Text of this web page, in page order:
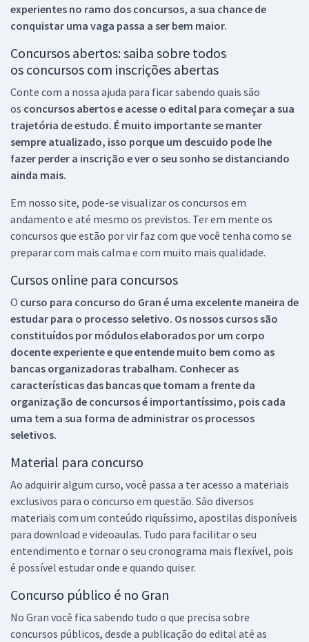
experientes no ramo dos concursos, a sua chance de
conquistar uma vaga passa a ser bem maior.
Concursos abertos: saiba sobre todos
os concursos com inscrições abertas
Conte com a nossa ajuda para ficar sabendo quais são
os concursos abertos e acesse o edital para começar a sua
trajetória de estudo. É muito importante se manter
sempre atualizado, isso porque um descuido pode lhe
fazer perder a inscrição e ver o seu sonho se distanciando
ainda mais.
Em nosso site, pode-se visualizar os concursos em
andamento e até mesmo os previstos. Ter em mente os
concursos que estão por vir faz com que você tenha como se
preparar com mais calma e com muito mais qualidade.
Cursos online para concursos
O curso para concurso do Gran é uma excelente maneira de
estudar para o processo seletivo. Os nossos cursos são
constituídos por módulos elaborados por um corpo
docente experiente e que entende muito bem como as
bancas organizadoras trabalham. Conhecer as
características das bancas que tomam a frente da
organização de concursos é importantíssimo, pois cada
uma tem a sua forma de administrar os processos
seletivos.
Material para concurso
Ao adquirir algum curso, você passa a ter acesso a materiais
exclusivos para o concurso em questão. São diversos
materiais com um conteúdo riquíssimo, apostilas disponíveis
para download e videoaulas. Tudo para facilitar o seu
entendimento e tornar o seu cronograma mais flexível, pois
é possível estudar onde e quando quiser.
Concurso público é no Gran
No Gran você fica sabendo tudo o que precisa sobre
concursos públicos, desde a publicação do edital até as